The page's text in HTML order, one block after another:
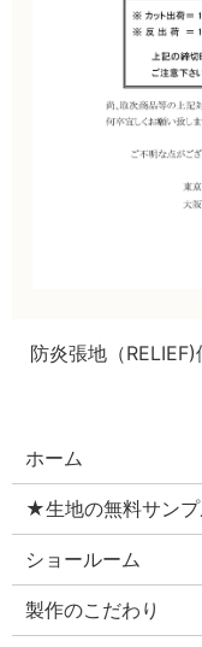
防炎張地（
ホーム
★生地の無料サンプ
ショールーム
製作のこだわり